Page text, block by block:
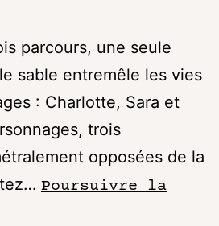
parcours, une seule
sable entremêle les vies
: Charlotte, Sara et
trois
opposées de la
Poursuivre la